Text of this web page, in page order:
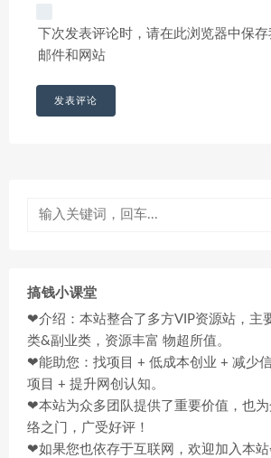
下次发表评论时，请在此浏览器中保
邮件和网站
搞钱小课堂
❤介绍：本站整合了多方VIP资源站，主
类&副业类，资源丰富 物超所值。
❤能助您：找项目 + 低成本创业 + 减少
项目 + 提升网创认知。
❤本站为众多团队提供了重要价值，也为
络之门，广受好评！
❤如果您也依存于互联网，欢迎加入本